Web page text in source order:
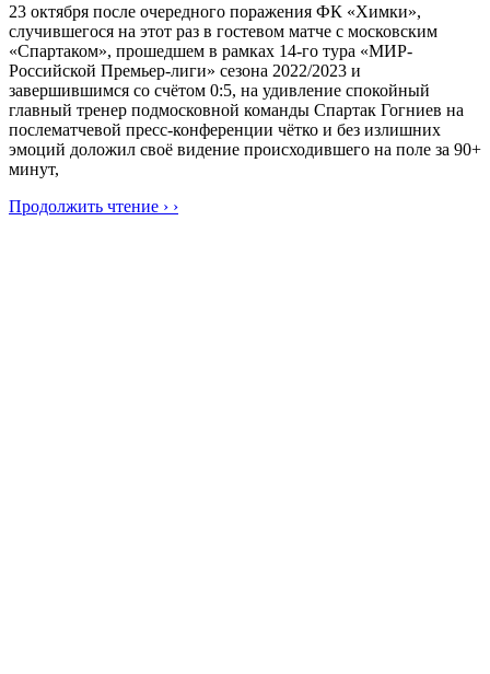
23 октября после очередного поражения ФК «Химки»,
случившегося на этот раз в гостевом матче с московским
«Спартаком», прошедшем в рамках 14-го тура «МИР-
Российской Премьер-лиги» сезона 2022/2023 и
завершившимся со счётом 0:5, на удивление спокойный
главный тренер подмосковной команды Спартак Гогниев на
послематчевой пресс-конференции чётко и без излишних
эмоций доложил своё видение происходившего на поле за 90+
минут,
Продолжить чтение › ›